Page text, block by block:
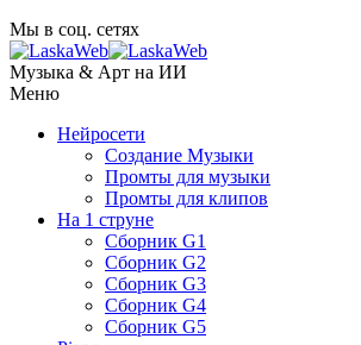
Мы в соц. сетях
Музыка & Арт на ИИ
Меню
Нейросети
Создание Музыки
Промты для музыки
Промты для клипов
На 1 струне
Сборник G1
Сборник G2
Сборник G3
Сборник G4
Сборник G5